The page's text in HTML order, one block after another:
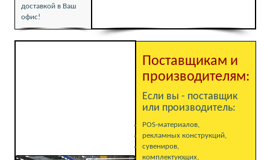
доставкой в Ваш
офис!
Поставщикам и
производителям:
Если вы - поставщик
или производитель:
POS-материалов,
рекламных конструкций,
сувениров,
комплектующих,